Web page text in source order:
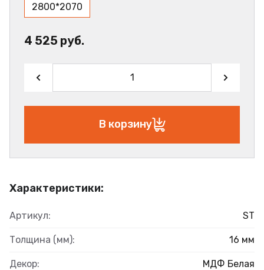
Характеристики:
Артикул: ST
Толщина (мм): 16 мм
Декор: МДФ Белая
2800*2070
4 525 руб.
В корзину